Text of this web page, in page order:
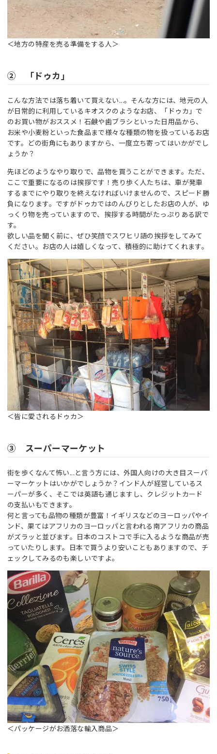
＜地方の特産を売る準備をする人＞
② 「ドゥカ」
こんな方法では落ち着いて買えない...。そんな方には、地元の人
が日常的に利用しているキオスクのようなお店、「ドゥカ」で
のお買い物がおススメ！石鹸や歯ブラシといった日用品から、
お米や小麦粉といった食品まで様々な種類の物を扱っているお店
です。どの街角にもありますから、一度立ち寄ってはいかがでし
ょうか？
先ほどのようなやり取りで、品物を買うことができます。ただ、
ここで重要になるのは挨拶です！売り歩く人たちは、車が発車
するまでにやり取りを終えなければいけませんので、スピード勝
負になります。ですがドゥカではのんびりとしたお店の人が、ゆ
っくり物を売っていますので、挨拶する時間がたっぷりある訳で
す。
欲しい品を聞く前に、ぜひ笑顔でスワヒリ語の挨拶をしてみて
ください。お店の人は嬉しくなって、積極的に助けてくれます。
＜皆に愛されるドゥカ＞
③ スーパーマーケット
街を歩くなんて怖い...と言う方には、外国人向けの大き目スーパ
ーマーケットはいかがでしょうか？インド人が経営しているス
ーパーが多く、そこでは英語も通じますし、クレジットカード
の支払いもできます。
何と言っても品物の種類が豊富！イギリスなどのヨーロッパやイ
ンド、果てはアフリカのヨーロッパと言われる南アフリカの商品
がズラッと並びます。日本のコストコで手に入るような商品が売
っていたりします。日本で買うより安いこともありますので、チ
ェックしてみるのも楽しいですよ。
＜パッケージがお洒落な輸入商品＞